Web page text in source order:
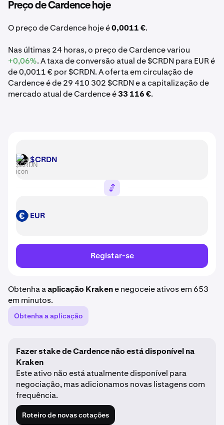
Preço de Cardence hoje
O preço de Cardence hoje é0,0011 €.
Nas últimas 24 horas, o preço de Cardence variou
+0,06%. A taxa de conversão atual de $CRDN para EUR é
de 0,0011 € por $CRDN. A oferta em circulação de
Cardence é de 29 410 302 $CRDN e a capitalização de
mercado atual de Cardence é33 116 €.
$CRDN $CRDN
EUR EUR
Registar-se
Obtenha aaplicação Krakene negoceie ativos em 653
em minutos.
Obtenha a aplicação
Fazer stake de Cardence não está disponível na
Kraken
Este ativo não está atualmente disponível para
negociação, mas adicionamos novas listagens com
frequência.
Roteiro de novas cotações